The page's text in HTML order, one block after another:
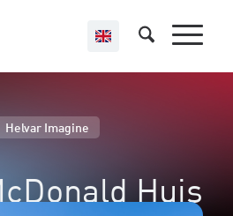
Helvar Imagine
Huis